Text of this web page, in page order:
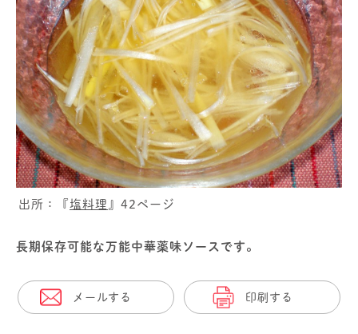
出所：『塩料理 』42ページ
長期保存可能な万能中華薬味ソースです。
メールする 印刷する